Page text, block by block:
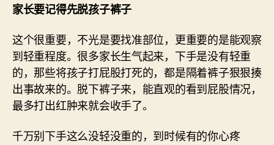
家长要记得先脱孩子裤子
这个很重要，不光是要找准部位，更重要的是能观察
到轻重程度。很多家长生气起来，下手是没有轻重
的，那些将孩子打屁股打死的，都是隔着裤子狠狠揍
出事故来的。脱下裤子来，能直观的看到屁股情况，
最多打出红肿来就会收手了。
千万别下手这么没轻没重的，到时候有的你心疼